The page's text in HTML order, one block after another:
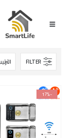
FILTER
-17%